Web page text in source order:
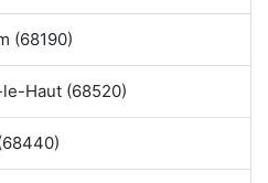
(68190)
Haut (68520)